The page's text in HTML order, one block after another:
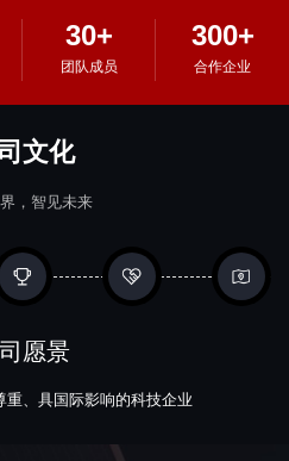
30+
团队成员
300+
合作企业
文化
，智见未来
愿景
重、具国际影响的科技企业